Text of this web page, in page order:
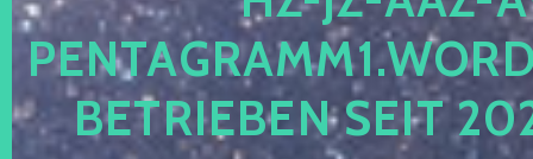
TRIEBEN SEIT 2024